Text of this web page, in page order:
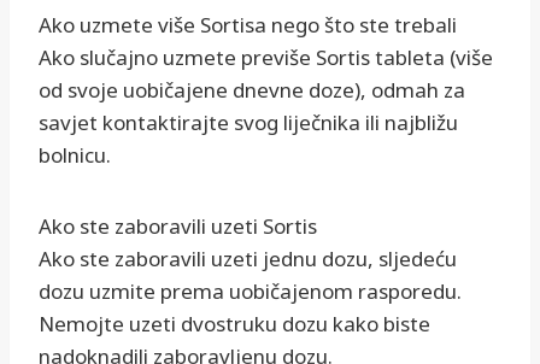
Ako uzmete više Sortisa nego što ste trebali
Ako slučajno uzmete previše Sortis tableta (više
od svoje uobičajene dnevne doze), odmah za
savjet kontaktirajte svog liječnika ili najbližu
bolnicu.
Ako ste zaboravili uzeti Sortis
Ako ste zaboravili uzeti jednu dozu, sljedeću
dozu uzmite prema uobičajenom rasporedu.
Nemojte uzeti dvostruku dozu kako biste
nadoknadili zaboravljenu dozu.